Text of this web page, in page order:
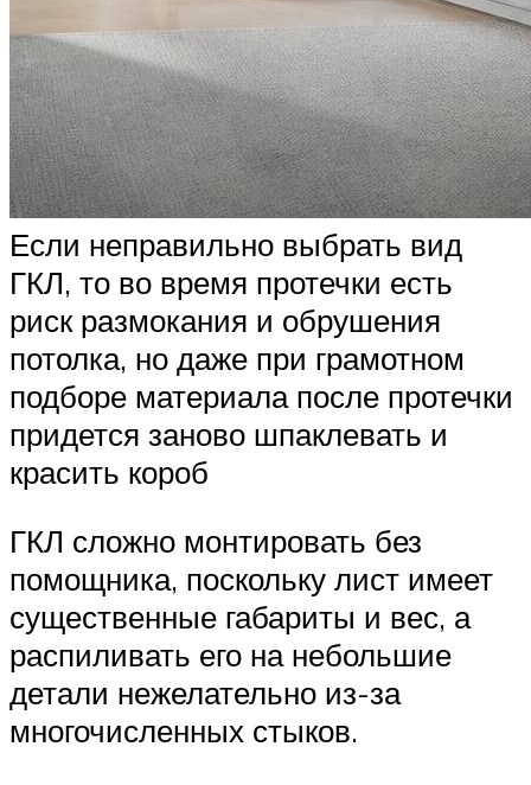
Если неправильно выбрать вид
ГКЛ, то во время протечки есть
риск размокания и обрушения
потолка, но даже при грамотном
подборе материала после протечки
придется заново шпаклевать и
красить короб
ГКЛ сложно монтировать без
помощника, поскольку лист имеет
существенные габариты и вес, а
распиливать его на небольшие
детали нежелательно из-за
многочисленных стыков.